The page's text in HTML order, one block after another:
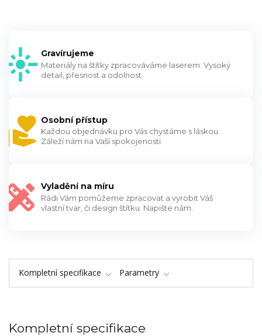
Gravírujeme
Materiály na štítky zpracováváme laserem. Vysoký
detail, přesnost a odolnost.
Osobní přístup
Každou objednávku pro Vás chystáme s láskou.
Záleží nám na Vaší spokojenosti.
Vyladění na míru
Rádi Vám pomůžeme zpracovat a vyrobit Váš
vlastní tvar, či design štítku. Napište nám.
Kompletní specifikace Parametry
Kompletní specifikace